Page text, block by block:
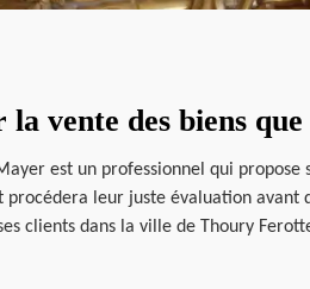
des biens que
est un professionnel qui propose
leur juste évaluation
clients dans la ville de Thoury